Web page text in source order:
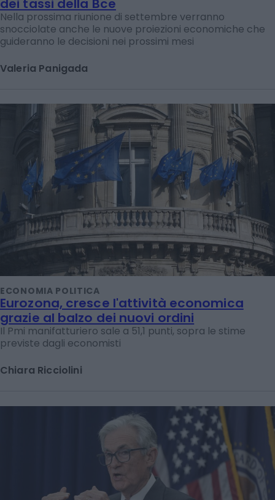
Nella prossima riunione di settembre verranno
snocciolate anche le nuove proiezioni economiche che
guideranno le decisioni nei prossimi mesi
Valeria Panigada
ECONOMIA POLITICA
Eurozona, cresce l'attività economica
grazie al balzo dei nuovi ordini
Il Pmi manifatturiero sale a 51,1 punti, sopra le stime
previste dagli economisti
Chiara Ricciolini